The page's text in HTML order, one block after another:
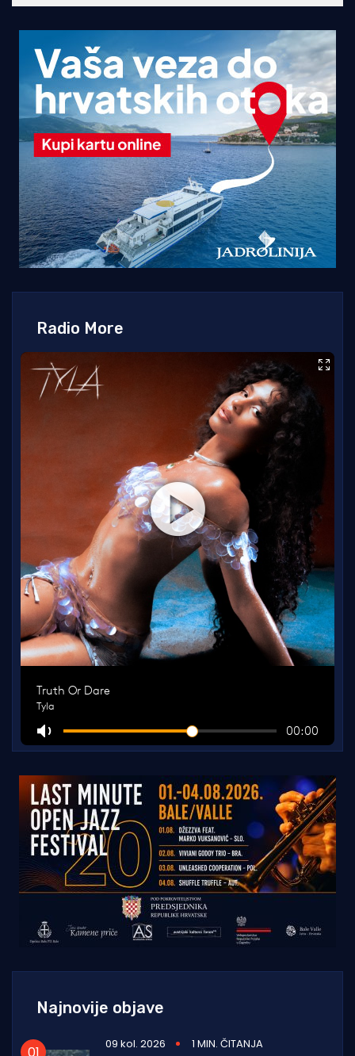
Radio More
Najnovije objave
09 kol. 2026
1 MIN. ČITANJA